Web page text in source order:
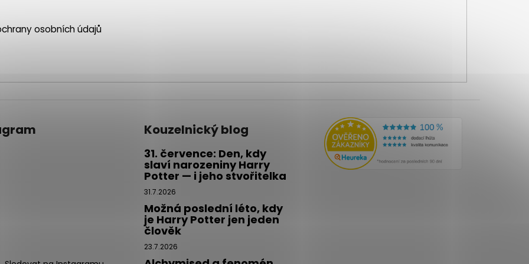
osobních údajů
Kouzelnický blog
31. července: Den, kdy
slaví narozeniny Harry
Potter — i jeho stvořitelka
31.7.2026
Možná poslední léto, kdy
je Harry Potter jen jeden
člověk
23.7.2026